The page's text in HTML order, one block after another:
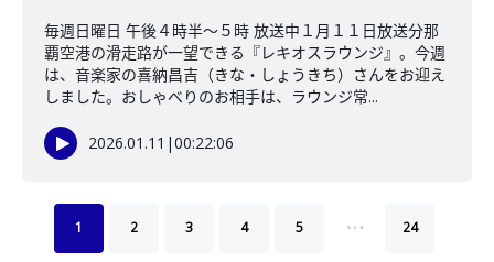
毎週日曜日 午後４時半～５時 放送中１月１１日放送分那
覇空港の滑走路が一望できる『レキオスラウンジ』。今週
は、音楽家の喜納昌吉（きな・しょうきち）さんをお迎え
しました。おしゃべりのお相手は、ラウンジ常...
2026.01.11 |00:22:06
1 2 3 4 5 … 24